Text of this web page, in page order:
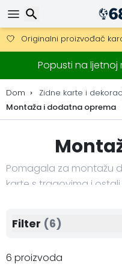
Mogućnost slanja DHL
30 dana za povrat, 90
Originalni proizvođač
Popusti na ljetnoj
Dom
Zidne karte i
Montaža i dodatna oprema
Pomagala za montažu
karte s tragovima i
6 proizvoda
Filter (6)
Traži